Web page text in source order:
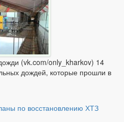
(vk.com/only_kharkov) 14
дождей, которые прошли в
по восстановлению ХТЗ